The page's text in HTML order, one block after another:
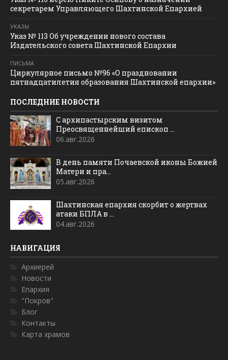
секретарем Управляющего Шахтинской Епархией
УКАЗЫ
Указ № 113 Об учреждении нового состава
Издательского совета Шахтинской Епархии
ПИСЬМА
Циркулярное письмо №96 «О праздновании
пятнадцатилетия образования Шахтинской епархии»
ПОСЛЕДНИЕ НОВОСТИ
С архипастырским визитом
Преосвященнейший епископ ...
06.авг.2026
В день памяти Почаевской иконы Божией
Матери и пра...
05.авг.2026
Шахтинская епархия скорбит о жертвах
атаки БПЛА в ...
04.авг.2026
НАВИГАЦИЯ
Архиерей
Новости
Епархия
"Покров"
Блог
Контакты
Карта храмов